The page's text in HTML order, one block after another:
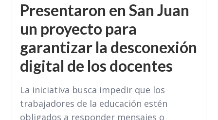
Presentaron en San Juan
un proyecto para
garantizar la desconexión
digital de los docentes
La iniciativa busca impedir que los
trabajadores de la educación estén
obligados a responder mensajes o